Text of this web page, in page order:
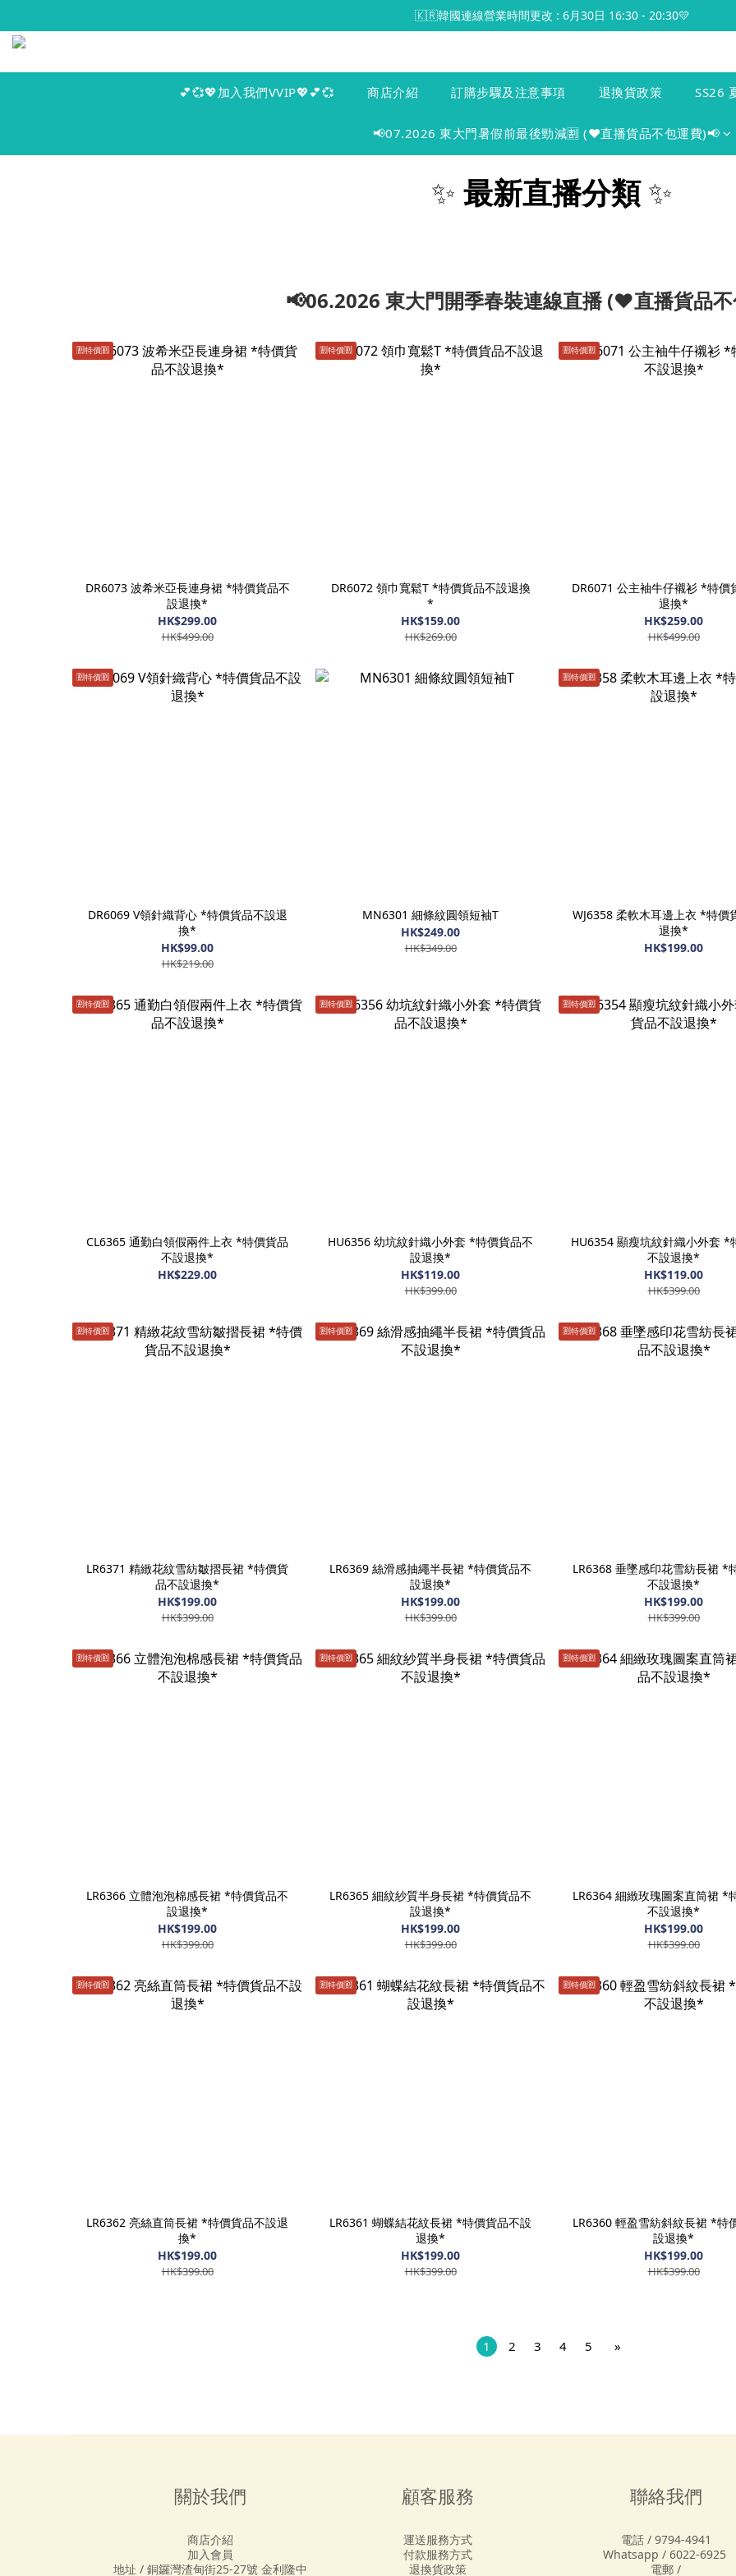
🇰🇷韓國連線營業時間更改 : 6月30日 16:30 - 20:30💛
💕💞💖加入我們VVIP💖💕💞 商店介紹 訂購步驟及注意事項 退換貨政策 SS26
📢07.2026 東大門暑假前最後勁減🈹 (♥️直播貨品不包運費)📢
✨ 最新直播分類✨
📢06.2026 東大門開季春裝連線直播 (♥️直播貨品
🈹️特價🈹️
DR6073 波希米亞長連身裙 *特價貨品不
設退換*
HK$299.00
HK$499.00
🈹️特價🈹️
DR6072 領巾寬鬆T *特價貨品不設退換
*
HK$159.00
HK$269.00
🈹️特價🈹️
DR6071 公主袖牛仔襯衫 *特價
退換*
HK$259.00
HK$499.00
🈹️特價🈹️
DR6069 V領針織背心 *特價貨品不設退
換*
HK$99.00
HK$219.00
MN6301 細條紋圓領短袖T
HK$249.00
HK$349.00
🈹️特價🈹️
WJ6358 柔軟木耳邊上衣 *特價
退換*
HK$199.00
🈹️特價🈹️
CL6365 通勤白領假兩件上衣 *特價貨品
不設退換*
HK$229.00
🈹️特價🈹️
HU6356 幼坑紋針織小外套 *特價貨品不
設退換*
HK$119.00
HK$399.00
🈹️特價🈹️
HU6354 顯瘦坑紋針織小外套 *
不設退換*
HK$119.00
HK$399.00
🈹️特價🈹️
LR6371 精緻花紋雪紡皺摺長裙 *特價貨
品不設退換*
HK$199.00
HK$399.00
🈹️特價🈹️
LR6369 絲滑感抽繩半長裙 *特價貨品不
設退換*
HK$199.00
HK$399.00
🈹️特價🈹️
LR6368 垂墜感印花雪紡長裙 *
不設退換*
HK$199.00
HK$399.00
🈹️特價🈹️
LR6366 立體泡泡棉感長裙 *特價貨品不
設退換*
HK$199.00
HK$399.00
🈹️特價🈹️
LR6365 細紋紗質半身長裙 *特價貨品不
設退換*
HK$199.00
HK$399.00
🈹️特價🈹️
LR6364 細緻玫瑰圖案直筒裙 *
不設退換*
HK$199.00
HK$399.00
🈹️特價🈹️
LR6362 亮絲直筒長裙 *特價貨品不設退
換*
HK$199.00
HK$399.00
🈹️特價🈹️
LR6361 蝴蝶結花紋長裙 *特價貨品不設
退換*
HK$199.00
HK$399.00
🈹️特價🈹️
LR6360 輕盈雪紡斜紋長裙 *特
設退換*
HK$199.00
HK$399.00
1 2 3 4 5 »
關於我們
商店介紹
加入會員
地址 / 銅鑼灣渣甸街25-27號 金利隆中
顧客服務
運送服務方式
付款服務方式
退換貨政策
聯絡我們
電話 / 9794-4941
Whatsapp / 6022-6925
電郵 /